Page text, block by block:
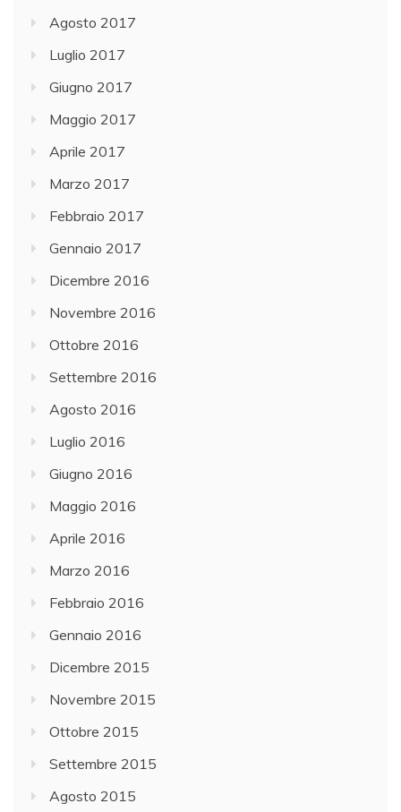
Agosto 2017
Luglio 2017
Giugno 2017
Maggio 2017
Aprile 2017
Marzo 2017
Febbraio 2017
Gennaio 2017
Dicembre 2016
Novembre 2016
Ottobre 2016
Settembre 2016
Agosto 2016
Luglio 2016
Giugno 2016
Maggio 2016
Aprile 2016
Marzo 2016
Febbraio 2016
Gennaio 2016
Dicembre 2015
Novembre 2015
Ottobre 2015
Settembre 2015
Agosto 2015